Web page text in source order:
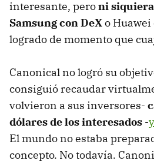
interesante, peroni
Samsung con DeXo Huawei
logrado de momento que
Canonical no logró su
consiguió recaudar
volvieron a sus inversores-
dólares de los interesados -
El mundo no estaba
concepto. No todavía.